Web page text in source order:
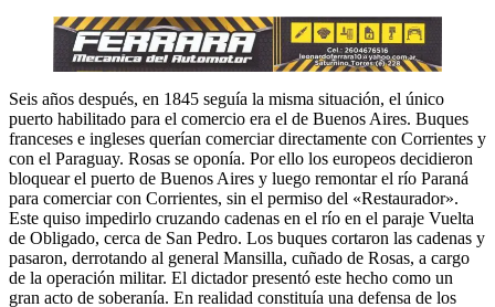
Seis años después, en 1845 seguía la misma situación, el único
puerto habilitado para el comercio era el de Buenos Aires. Buques
franceses e ingleses querían comerciar directamente con Corrientes y
con el Paraguay. Rosas se oponía. Por ello los europeos decidieron
bloquear el puerto de Buenos Aires y luego remontar el río Paraná
para comerciar con Corrientes, sin el permiso del «Restaurador».
Este quiso impedirlo cruzando cadenas en el río en el paraje Vuelta
de Obligado, cerca de San Pedro. Los buques cortaron las cadenas y
pasaron, derrotando al general Mansilla, cuñado de Rosas, a cargo
de la operación militar. El dictador presentó este hecho como un
gran acto de soberanía. En realidad constituía una defensa de los